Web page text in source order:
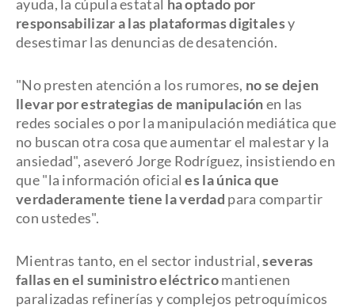
ayuda, la cúpula estatal ha optado por
responsabilizar a las plataformas digitalesy
desestimar las denuncias de desatención.
"No presten atención a los rumores, no se dejen
llevar por estrategias de manipulaciónen las
redes sociales o por la manipulación mediática que
no buscan otra cosa que aumentar el malestar y la
ansiedad", aseveró Jorge Rodríguez, insistiendo en
que "la información oficiales la única que
verdaderamente tiene la verdad para compartir
con ustedes".
Mientras tanto, en el sector industrial,severas
fallas en el suministro eléctricomantienen
paralizadas refinerías y complejos petroquímicos